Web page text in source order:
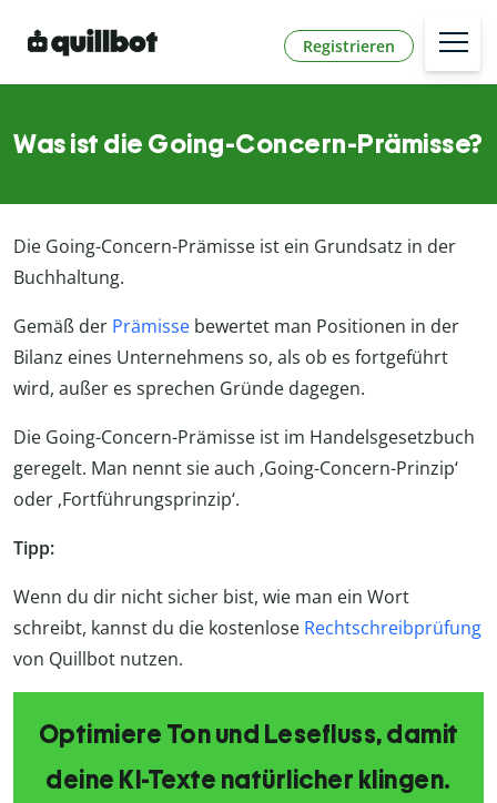
Registrieren
Was ist die Going-Concern-Prämisse?
Die Going-Concern-Prämisse ist ein Grundsatz in der
Buchhaltung.
Gemäß der Prämisse bewertet man Positionen in der
Bilanz eines Unternehmens so, als ob es fortgeführt
wird, außer es sprechen Gründe dagegen.
Die Going-Concern-Prämisse ist im Handelsgesetzbuch
geregelt. Man nennt sie auch ‚Going-Concern-Prinzip‘
oder ‚Fortführungsprinzip‘.
Tipp:
Wenn du dir nicht sicher bist, wie man ein Wort
schreibt, kannst du die kostenlose Rechtschreibprüfung
von Quillbot nutzen.
Optimiere Ton und Lesefluss, damit
deine KI-Texte natürlicher klingen.